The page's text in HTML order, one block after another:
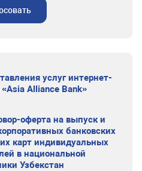
услуг интернет-
Alliance Bank»
оферта на выпуск и
банковских
карт индивидуальных
в национальной
Узбекстан